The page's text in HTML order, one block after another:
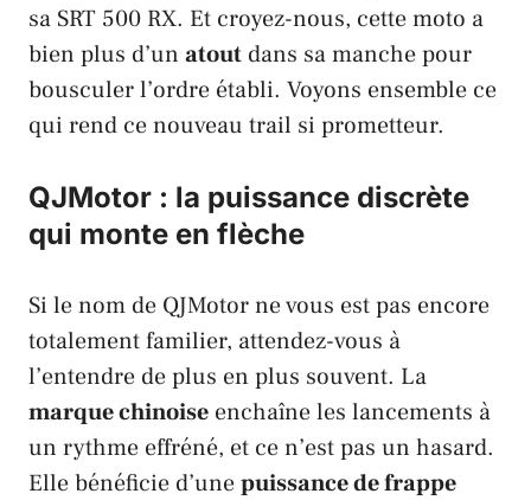
sa SRT 500 RX. Et croyez-nous, cette moto a
bien plus d’un atout dans sa manche pour
bousculer l’ordre établi. Voyons ensemble ce
qui rend ce nouveau trail si prometteur.
QJMotor : la puissance discrète
qui monte en flèche
Si le nom de QJMotorne vous est pas encore
totalement familier, attendez-vous à
l’entendre de plus en plus souvent. La
marque chinoise enchaîne les lancements à
un rythme effréné, et ce n’est pas un hasard.
Elle bénéficie d’unepuissance de frappe